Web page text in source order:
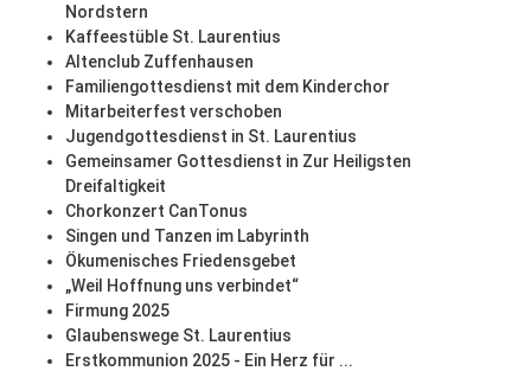
Nordstern
Kaffeestüble St. Laurentius
Altenclub Zuffenhausen
Familiengottesdienst mit dem Kinderchor
Mitarbeiterfest verschoben
Jugendgottesdienst in St. Laurentius
Gemeinsamer Gottesdienst in Zur Heiligsten
Dreifaltigkeit
Chorkonzert CanTonus
Singen und Tanzen im Labyrinth
Ökumenisches Friedensgebet
„Weil Hoffnung uns verbindet“
Firmung 2025
Glaubenswege St. Laurentius
Erstkommunion 2025 - Ein Herz für ...